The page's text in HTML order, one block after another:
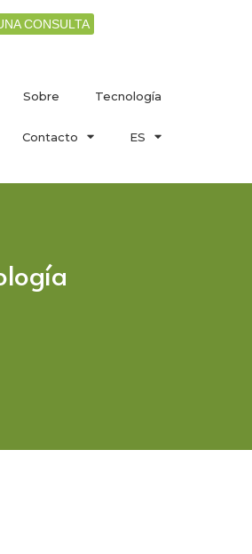
CONSULTA
Sobre Tecnología
Contacto ES